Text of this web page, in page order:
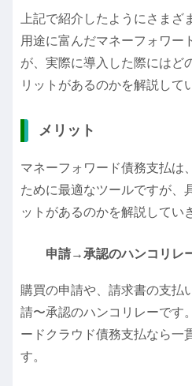
上記で紹介したようにさまざ
用途に富んだマネーフォワー
が、実際に導入した際にはど
リットがあるのかを解説して
メリット
マネーフォワード債務支払は
ために最適なツールですが、
ットがあるのかを解説してい
申請→承認のハンコリレ
購買の申請や、請求書の支払
請〜承認のハンコリレーです
ードクラウド債務支払なら一
す。